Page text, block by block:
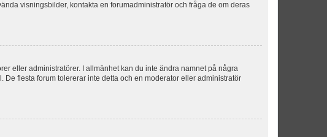
visningsbilder, kontakta en forumadministratör och fråga de om deras
eller administratörer. I allmänhet kan du inte ändra namnet på några
flesta forum tolererar inte detta och en moderator eller administratör